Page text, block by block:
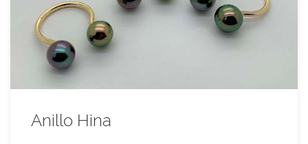
Anillo Hina